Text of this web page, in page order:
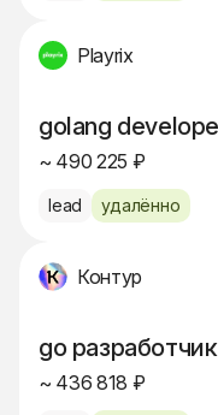
Playrix
golang
~ 490 225 ₽
lead удалённо
Контур
go разработчик
~ 436 818 ₽